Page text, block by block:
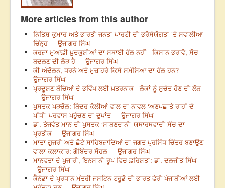
More articles from this author
ਨਿਤਿਸ਼ ਕੁਮਾਰ ਅਤੇ ਭਾਰਤੀ ਜਨਤਾ ਪਾਰਟੀ ਦੀ ਭਰੋਸੇਯੋਗਤਾ ’ਤੇ ਸਵਾਲੀਆ
ਚਿੰਨ੍ਹ --- ਉਜਾਗਰ ਸਿੰਘ
ਕਰਜ਼ਾ ਮੁਆਫ਼ੀ ਖ਼ੁਦਕੁਸ਼ੀਆਂ ਦਾ ਸਥਾਈ ਹੱਲ ਨਹੀਂ - ਕਿਸਾਨ ਭਰਾਵੋ, ਸੋਚ
ਬਦਲਣ ਦੀ ਲੋੜ ਹੈ --- ਉਜਾਗਰ ਸਿੰਘ
ਕੀ ਅੰਦੋਲਨ, ਧਰਨੇ ਅਤੇ ਮੁਜ਼ਾਹਰੇ ਕਿਸੇ ਸਮੱਸਿਆ ਦਾ ਹੱਲ ਹਨ? ---
ਉਜਾਗਰ ਸਿੰਘ
ਪ੍ਰਦੂਸ਼ਣ ਬੱਚਿਆਂ ਦੇ ਭਵਿੱਖ ਲਈ ਖ਼ਤਰਨਾਕ - ਲੋਕਾਂ ਨੂੰ ਸੁਚੇਤ ਹੋਣ ਦੀ ਲੋੜ
--- ਉਜਾਗਰ ਸਿੰਘ
ਪੁਸਤਕ ਪੜਚੋਲ: ਬਿੰਦਰ ਕੋਲੀਆਂ ਵਾਲ ਦਾ ਨਾਵਲ ‘ਅਣਪਛਾਤੇ ਰਾਹਾਂ ਦੇ
ਪਾਂਧੀ’ ਪਰਵਾਸ ਪਹੁੰਚਣ ਦਾ ਦੁਖਾਂਤ --- ਉਜਾਗਰ ਸਿੰਘ
ਡਾ. ਤੇਜਵੰਤ ਮਾਨ ਦੀ ਪੁਸਤਕ ‘ਸਾਬਣਦਾਨੀ’ ਯਥਾਰਥਵਾਦੀ ਸੱਚ ਦਾ
ਪ੍ਰਤੀਕ --- ਉਜਾਗਰ ਸਿੰਘ
ਮਾਤਾ ਗੁਜਰੀ ਅਤੇ ਛੋਟੇ ਸਾਹਿਬਜ਼ਾਦਿਆਂ ਦਾ ਜਗਤ ਪ੍ਰਸਿੱਧ ਚਿੱਤਰ ਬਣਾਉਣ
ਵਾਲਾ ਕਲਾਕਾਰ: ਗੋਬਿੰਦਰ ਸੋਹਲ --- ਉਜਾਗਰ ਸਿੰਘ
ਮਾਨਵਤਾ ਦੇ ਪੁਜਾਰੀ, ਇਨਸਾਨੀ ਰੂਪ ਵਿਚ ਫ਼ਰਿਸ਼ਤਾ: ਡਾ. ਦਲਜੀਤ ਸਿੰਘ --
- ਉਜਾਗਰ ਸਿੰਘ
ਕੈਨੇਡਾ ਦੇ ਪ੍ਰਧਾਨ ਮੰਤਰੀ ਜਸਟਿਨ ਟਰੂਡੋ ਦੀ ਭਾਰਤ ਫੇਰੀ ਪੰਜਾਬੀਆਂ ਲਈ